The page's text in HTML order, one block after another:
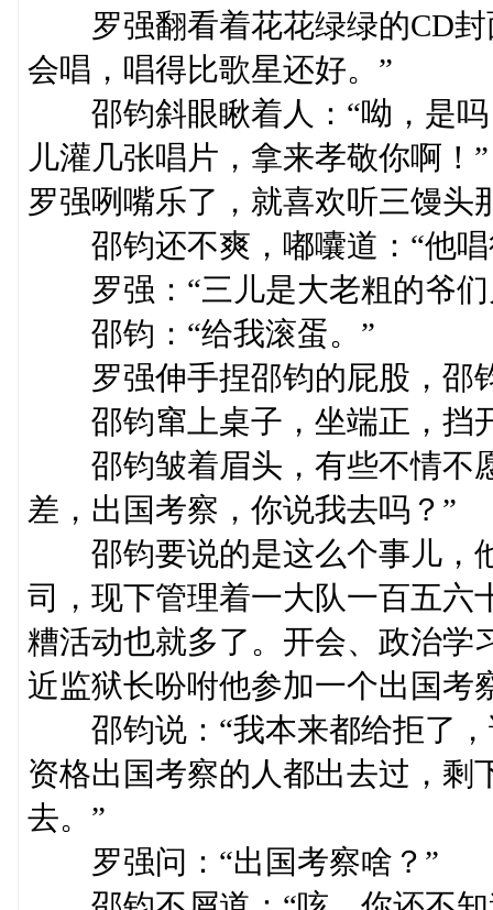
罗强翻看着花花绿绿的CD封
会唱，唱得比歌星还好。”
邵钧斜眼瞅着人：“呦，是吗
儿灌几张唱片，拿来孝敬你啊！”
罗强咧嘴乐了，就喜欢听三馒头
邵钧还不爽，嘟囔道：“他唱
罗强：“三儿是大老粗的爷们
邵钧：“给我滚蛋。”
罗强伸手捏邵钧的屁股，邵
邵钧窜上桌子，坐端正，挡
邵钧皱着眉头，有些不情不
差，出国考察，你说我去吗？”
邵钧要说的是这么个事儿，
司，现下管理着一大队一百五六
糟活动也就多了。开会、政治学
近监狱长吩咐他参加一个出国考
邵钧说：“我本来都给拒了，
资格出国考察的人都出去过，剩
去。”
罗强问：“出国考察啥？”